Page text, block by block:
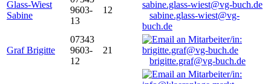
Glass-Wiest
Sabine
9603-
13
12
sabine.glass-wiest@vg-
buch.de
Graf Brigitte
07343
9603-
12
21
brigitte.graf@vg-buch.de